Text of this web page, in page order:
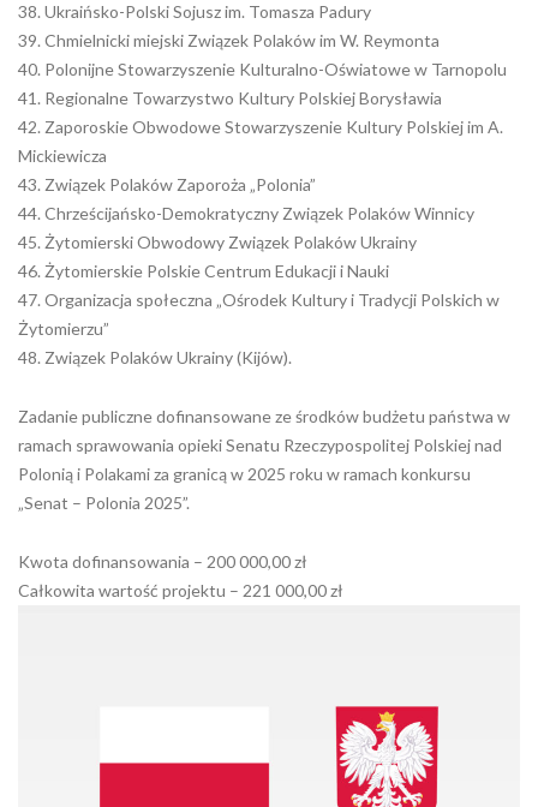
38. Ukraińsko-Polski Sojusz im. Tomasza Padury
39. Chmielnicki miejski Związek Polaków im W. Reymonta
40. Polonijne Stowarzyszenie Kulturalno-Oświatowe w Tarnopolu
41. Regionalne Towarzystwo Kultury Polskiej Borysławia
42. Zaporoskie Obwodowe Stowarzyszenie Kultury Polskiej im A.
Mickiewicza
43. Związek Polaków Zaporoża „Polonia”
44. Chrześcijańsko-Demokratyczny Związek Polaków Winnicy
45. Żytomierski Obwodowy Związek Polaków Ukrainy
46. Żytomierskie Polskie Centrum Edukacji i Nauki
47. Organizacja społeczna „Ośrodek Kultury i Tradycji Polskich w
Żytomierzu”
48. Związek Polaków Ukrainy (Kijów).
Zadanie publiczne dofinansowane ze środków budżetu państwa w
ramach sprawowania opieki Senatu Rzeczypospolitej Polskiej nad
Polonią i Polakami za granicą w 2025 roku w ramach konkursu
„Senat – Polonia 2025”.
Kwota dofinansowania – 200 000,00 zł
Całkowita wartość projektu – 221 000,00 zł